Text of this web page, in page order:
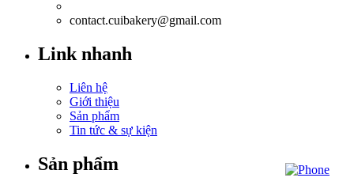
contact.cuibakery@gmail.com
Link nhanh
Liên hệ
Giới thiệu
Sản phẩm
Tin tức & sự kiện
Sản phẩm